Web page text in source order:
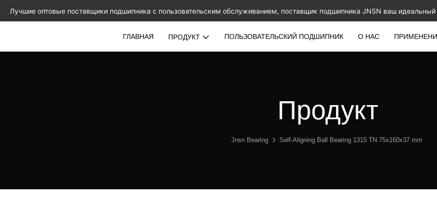
Лучшие оптовые поставщики подшипника с пользовательским обслуживанием, поставщик подшипника JNSN ваш идеальный
ГЛАВНАЯ ПРОДУКТ ПОЛЬЗОВАТЕЛЬСКИЙ ПОДШИПНИК О НАС
Продукт
Jnsn Bearing Self-Aligning Ball Bearing 1315 TN 75x160x37 mm